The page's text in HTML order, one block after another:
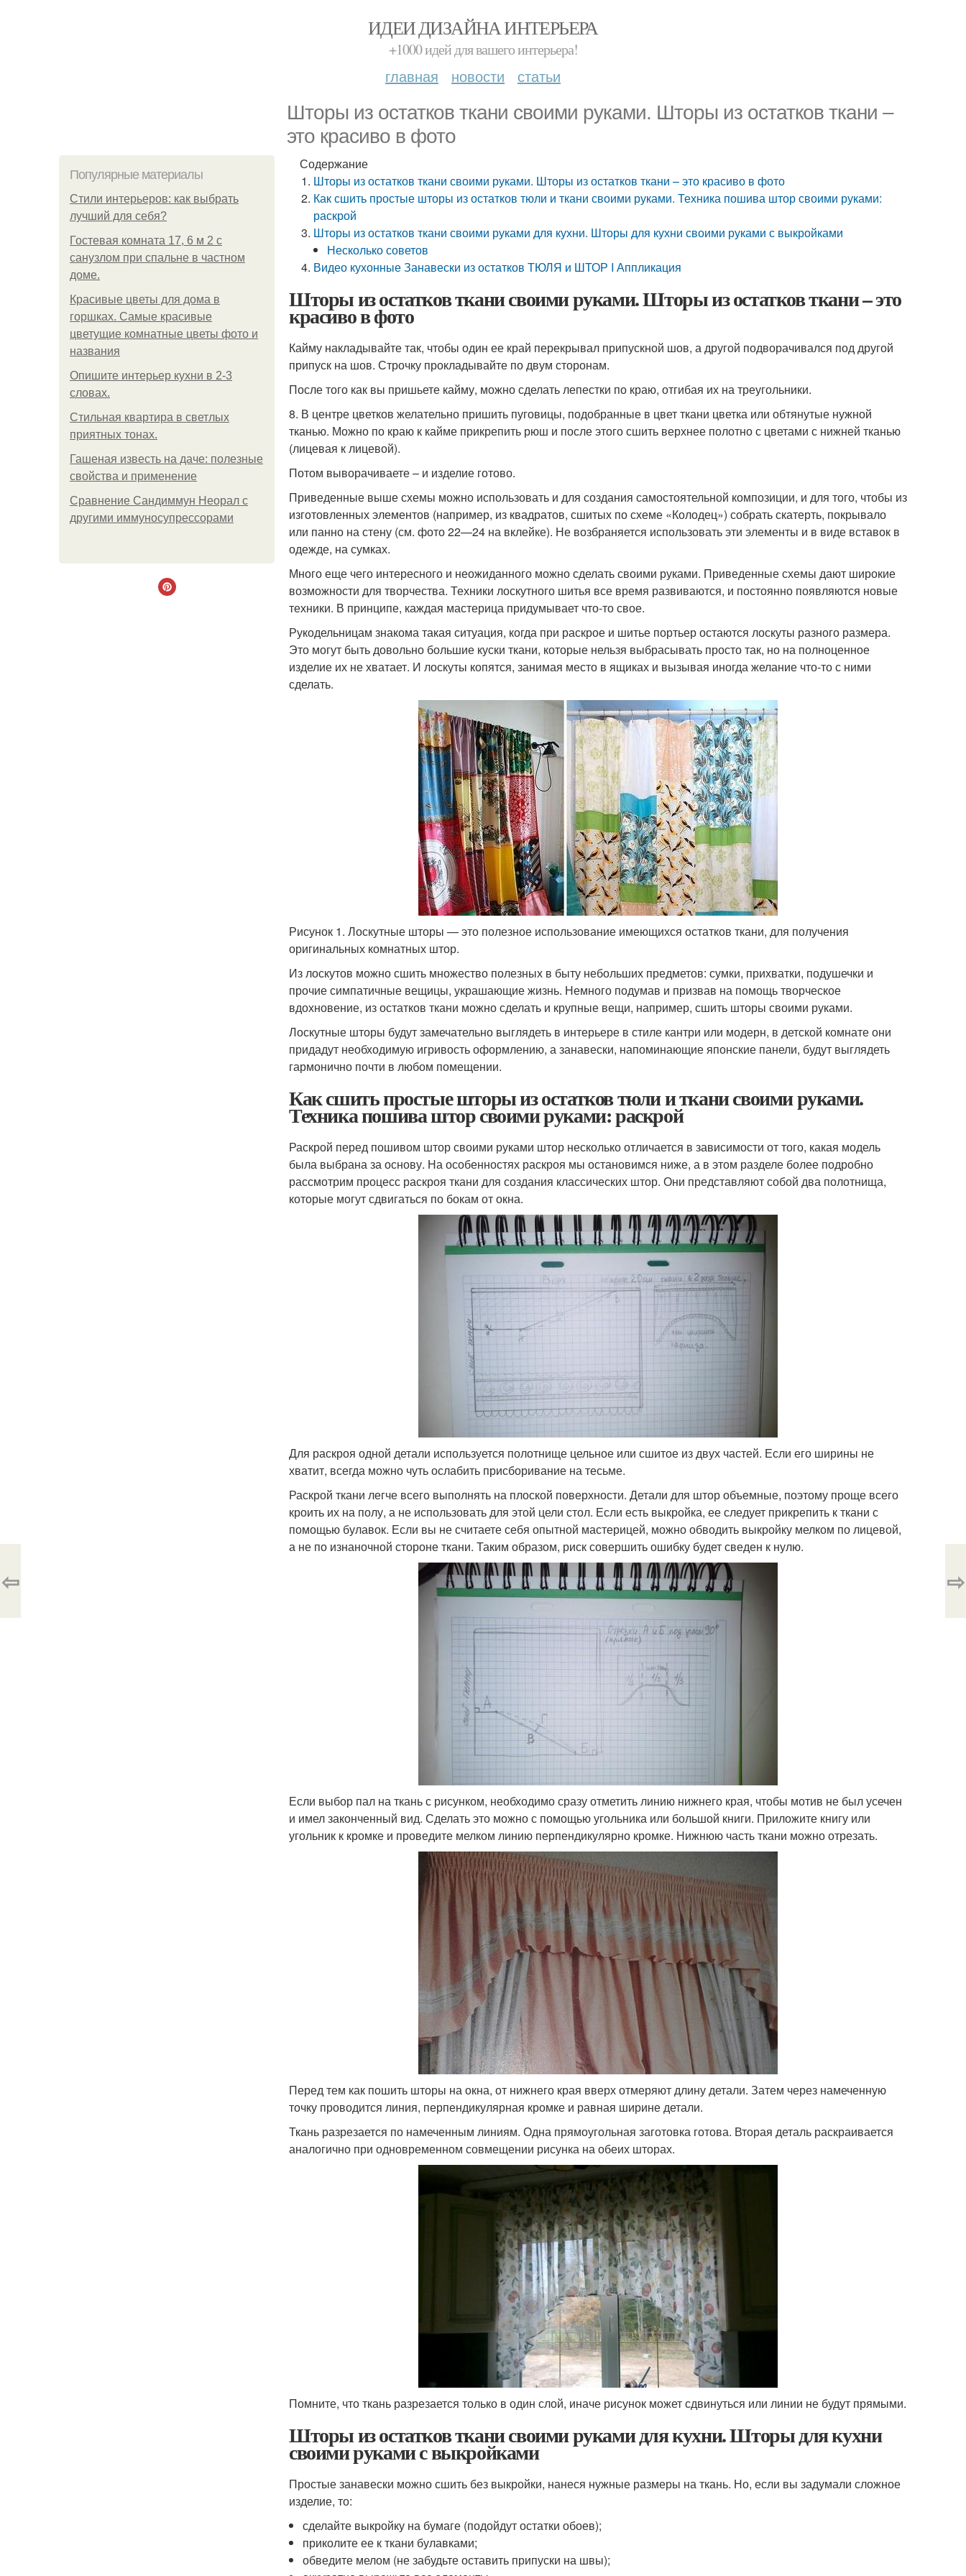
ИДЕИ ДИЗАЙНА ИНТЕРЬЕРА
+1000 идей для вашего интерьера!
главная новости статьи
Шторы из остатков ткани своими руками. Шторы из остатков ткани –
это красиво в фото
Популярные материалы
Стили интерьеров: как выбрать
лучший для себя?
Гостевая комната 17, 6 м 2 с
санузлом при спальне в частном
доме.
Красивые цветы для дома в
горшках. Самые красивые
цветущие комнатные цветы фото и
названия
Опишите интерьер кухни в 2-3
словах.
Стильная квартира в светлых
приятных тонах.
Гашеная известь на даче: полезные
свойства и применение
Сравнение Сандиммун Неорал с
другими иммуносупрессорами
Содержание
Шторы из остатков ткани своими руками. Шторы из остатков ткани – это красиво в фото
Как сшить простые шторы из остатков тюли и ткани своими руками. Техника пошива штор своими руками:
раскрой
Шторы из остатков ткани своими руками для кухни. Шторы для кухни своими руками с выкройками
Несколько советов
Видео кухонные Занавески из остатков ТЮЛЯ и ШТОР I Аппликация
Шторы из остатков ткани своими руками. Шторы из остатков ткани – это
красиво в фото
Кайму накладывайте так, чтобы один ее край перекрывал припускной шов, а другой подворачивался под другой
припуск на шов. Строчку прокладывайте по двум сторонам.
После того как вы пришьете кайму, можно сделать лепестки по краю, отгибая их на треугольники.
8. В центре цветков желательно пришить пуговицы, подобранные в цвет ткани цветка или обтянутые нужной
тканью. Можно по краю к кайме прикрепить рюш и после этого сшить верхнее полотно с цветами с нижней тканью
(лицевая к лицевой).
Потом выворачиваете – и изделие готово.
Приведенные выше схемы можно использовать и для создания самостоятельной композиции, и для того, чтобы из
изготовленных элементов (например, из квадратов, сшитых по схеме «Колодец») собрать скатерть, покрывало
или панно на стену (см. фото 22—24 на вклейке). Не возбраняется использовать эти элементы и в виде вставок в
одежде, на сумках.
Много еще чего интересного и неожиданного можно сделать своими руками. Приведенные схемы дают широкие
возможности для творчества. Техники лоскутного шитья все время развиваются, и постоянно появляются новые
техники. В принципе, каждая мастерица придумывает что-то свое.
Рукодельницам знакома такая ситуация, когда при раскрое и шитье портьер остаются лоскуты разного размера.
Это могут быть довольно большие куски ткани, которые нельзя выбрасывать просто так, но на полноценное
изделие их не хватает. И лоскуты копятся, занимая место в ящиках и вызывая иногда желание что-то с ними
сделать.
Рисунок 1. Лоскутные шторы — это полезное использование имеющихся остатков ткани, для получения
оригинальных комнатных штор.
Из лоскутов можно сшить множество полезных в быту небольших предметов: сумки, прихватки, подушечки и
прочие симпатичные вещицы, украшающие жизнь. Немного подумав и призвав на помощь творческое
вдохновение, из остатков ткани можно сделать и крупные вещи, например, сшить шторы своими руками.
Лоскутные шторы будут замечательно выглядеть в интерьере в стиле кантри или модерн, в детской комнате они
придадут необходимую игривость оформлению, а занавески, напоминающие японские панели, будут выглядеть
гармонично почти в любом помещении.
Как сшить простые шторы из остатков тюли и ткани своими руками.
Техника пошива штор своими руками: раскрой
Раскрой перед пошивом штор своими руками штор несколько отличается в зависимости от того, какая модель
была выбрана за основу. На особенностях раскроя мы остановимся ниже, а в этом разделе более подробно
рассмотрим процесс раскроя ткани для создания классических штор. Они представляют собой два полотнища,
которые могут сдвигаться по бокам от окна.
Для раскроя одной детали используется полотнище цельное или сшитое из двух частей. Если его ширины не
хватит, всегда можно чуть ослабить присборивание на тесьме.
Раскрой ткани легче всего выполнять на плоской поверхности. Детали для штор объемные, поэтому проще всего
кроить их на полу, а не использовать для этой цели стол. Если есть выкройка, ее следует прикрепить к ткани с
помощью булавок. Если вы не считаете себя опытной мастерицей, можно обводить выкройку мелком по лицевой,
а не по изнаночной стороне ткани. Таким образом, риск совершить ошибку будет сведен к нулю.
Если выбор пал на ткань с рисунком, необходимо сразу отметить линию нижнего края, чтобы мотив не был усечен
и имел законченный вид. Сделать это можно с помощью угольника или большой книги. Приложите книгу или
угольник к кромке и проведите мелком линию перпендикулярно кромке. Нижнюю часть ткани можно отрезать.
Перед тем как пошить шторы на окна, от нижнего края вверх отмеряют длину детали. Затем через намеченную
точку проводится линия, перпендикулярная кромке и равная ширине детали.
Ткань разрезается по намеченным линиям. Одна прямоугольная заготовка готова. Вторая деталь раскраивается
аналогично при одновременном совмещении рисунка на обеих шторах.
Помните, что ткань разрезается только в один слой, иначе рисунок может сдвинуться или линии не будут прямыми.
Шторы из остатков ткани своими руками для кухни. Шторы для кухни
своими руками с выкройками
Простые занавески можно сшить без выкройки, нанеся нужные размеры на ткань. Но, если вы задумали сложное
изделие, то:
сделайте выкройку на бумаге (подойдут остатки обоев);
приколите ее к ткани булавками;
обведите мелом (не забудьте оставить припуски на швы);
⇦ ⇨